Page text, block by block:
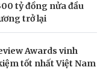
tỷ đồng nửa đầu
trở lại
Awards vinh
tốt nhất Việt Nam